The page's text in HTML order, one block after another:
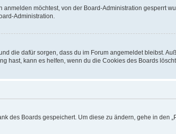
möchtest, von der Board-Administration gesperrt
Administration.
die dafür sorgen, dass du im Forum angemeldet bleibst.
hast, kann es helfen, wenn du die Cookies des Boards
des Boards gespeichert. Um diese zu ändern, gehe in den